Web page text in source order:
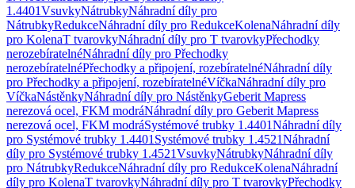
1.4401VsuvkyNátrubkyNáhradní díly pro
NátrubkyRedukceNáhradní díly pro RedukceKolenaNáhradní díly
pro KolenaT tvarovkyNáhradní díly pro T tvarovkyPřechodky
nerozebíratelnéNáhradní díly pro Přechodky
nerozebíratelnéPřechodky a připojení, rozebíratelnéNáhradní díly
pro Přechodky a připojení, rozebíratelnéVíčkaNáhradní díly pro
VíčkaNástěnkyNáhradní díly pro NástěnkyGeberit Mapress
nerezová ocel, FKM modráNáhradní díly pro Geberit Mapress
nerezová ocel, FKM modráSystémové trubky 1.4401Náhradní díly
pro Systémové trubky 1.4401 Systémové trubky 1.4521Náhradní
díly pro Systémové trubky 1.4521VsuvkyNátrubkyNáhradní díly
pro NátrubkyRedukceNáhradní díly pro RedukceKolenaNáhradní
díly pro KolenaT tvarovkyNáhradní díly pro T tvarovkyPřechodky